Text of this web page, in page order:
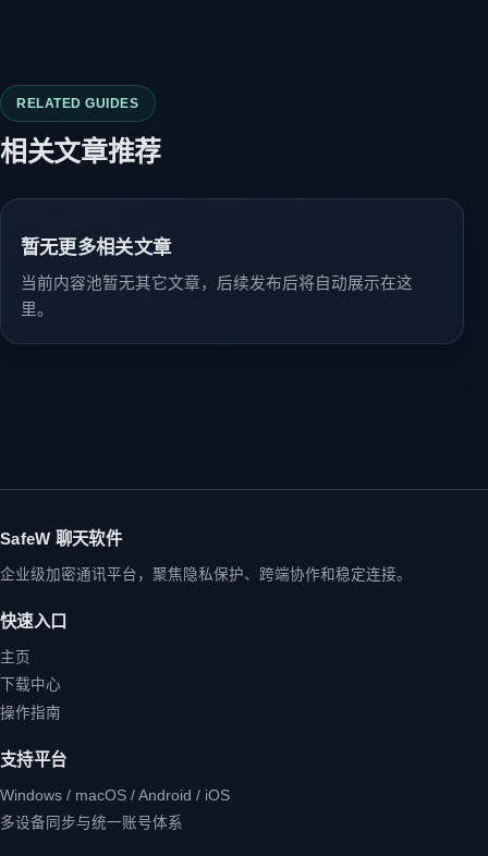
RELATED GUIDES
相关文章推荐
暂无更多相关文章
当前内容池暂无其它文章，后续发布后将自动展示在这
里。
SafeW 聊天软件
企业级加密通讯平台，聚焦隐私保护、跨端协作和稳定连接。
快速入口
主页
下载中心
操作指南
支持平台
Windows / macOS / Android / iOS
多设备同步与统一账号体系